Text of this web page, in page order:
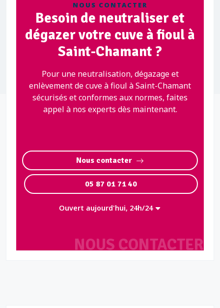
NOUS CONTACTER
NOUS CONTACTER
Besoin de neutraliser et
dégazer votre cuve à fioul à
Saint-Chamant ?
Pour une neutralisation, dégazage et
enlèvement de cuve à fioul à Saint-Chamant
sécurisés et conformes aux normes, faites
appel à nos experts dès maintenant.
Nous contacter
05 87 01 71 40
Ouvert aujourd'hui, 24h/24